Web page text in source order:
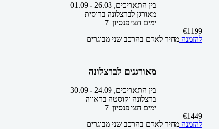
בין התאריכים, -
01.09
מאורגן לברצלונה ברוסית
7 ימים חצי פנסיון
€1199
להזמנה מחיר לאדם בהרכב שני מבוגרים
מאורגנים לברצלונה
בין התאריכים, -
30.09
ברצלונה וקוסטה בראווה
7 ימים חצי פנסיון
€1449
להזמנה מחיר לאדם בהרכב שני מבוגרים